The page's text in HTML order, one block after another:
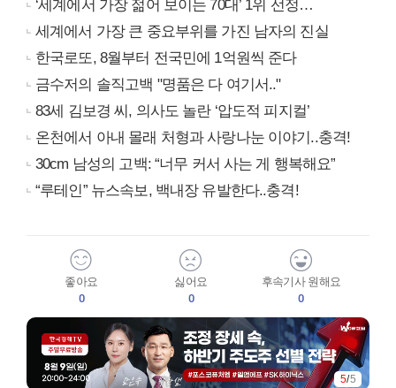
‘세계에서 가장 젊어 보이는 70대’ 1위 선정…
세계에서 가장 큰 중요부위를 가진 남자의 진실
한국로또, 8월부터 전국민에 1억원씩 준다
금수저의 솔직고백 "명품은 다 여기서.."
83세 김보경 씨, 의사도 놀란 ‘압도적 피지컬’
온천에서 아내 몰래 처형과 사랑나눈 이야기..충격!
30cm 남성의 고백: “너무 커서 사는 게 행복해요”
“루테인” 뉴스속보, 백내장 유발한다..충격!
좋아요
0
싫어요
0
후속기사 원해요
0
5/5